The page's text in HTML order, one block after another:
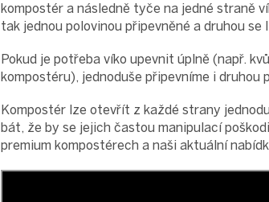
kompostér a následně tyče na jedné straně
tak jednou polovinou připevněné a druhou
Pokud je potřeba víko upevnit úplně (např.
kompostéru), jednoduše připevníme i
Kompostér lze otevřít z každé strany
bát, že by se jejich častou manipulací
premium kompostérech a naši aktuální